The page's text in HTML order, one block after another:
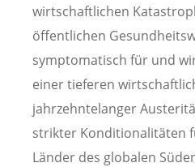
wirtschaftlichen
öffentlichen
symptomatisch für und
einer tieferen
jahrzehntelanger
strikter Konditionalitäten
Länder des globalen